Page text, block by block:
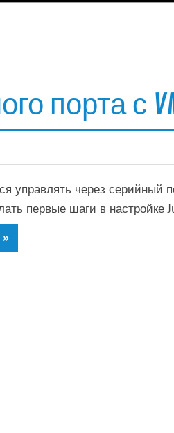
порта с
управлять через серийный
первые шаги в настройке
»